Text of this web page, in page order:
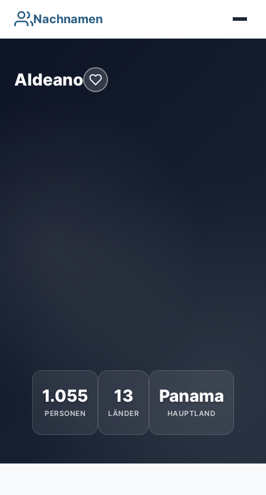
Nachnamen
Aldeano
1.055
PERSONEN
13
LÄNDER
Panama
HAUPTLAND